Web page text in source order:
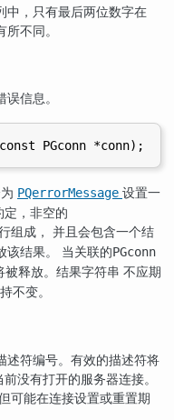
中，只有最后两位数字在
不同。
信息。
PQerrorMessage 设置一
定，非空的
组成， 并且会包含一个结
该结果。 当关联的PGconn
被释放。结果字符串 不应期
不变。
述符编号。有效的描述符将
没有打开的服务器连接。
可能在连接设置或重置期